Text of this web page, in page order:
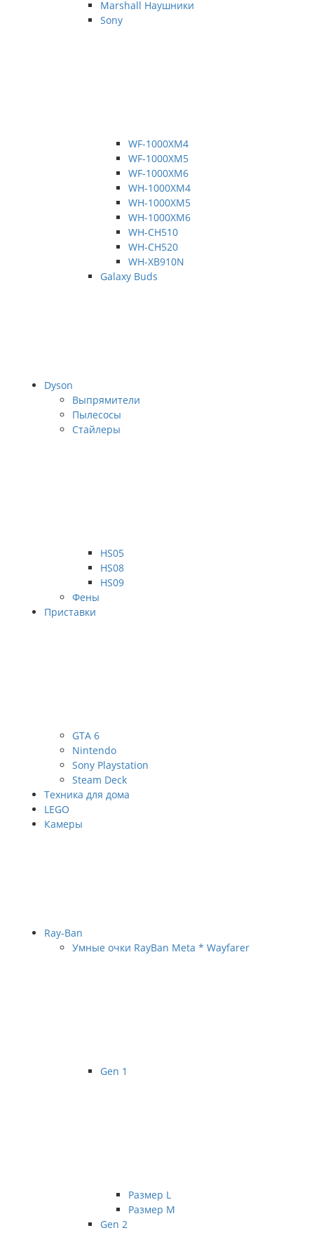
Marshall Наушники
Sony
WF-1000XM4
WF-1000XM5
WF-1000XM6
WH-1000XM4
WH-1000XM5
WH-1000XM6
WH-CH510
WH-CH520
WH-XB910N
Galaxy Buds
Dyson
Выпрямители
Пылесосы
Стайлеры
HS05
HS08
HS09
Фены
Приставки
GTA 6
Nintendo
Sony Playstation
Steam Deck
Техника для дома
LEGO
Камеры
Ray-Ban
Умные очки RayBan Meta * Wayfarer
Gen 1
Размер L
Размер М
Gen 2